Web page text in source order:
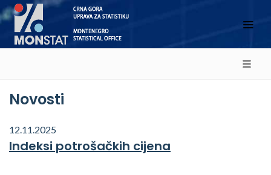
Novosti
12.11.2025
Indeksi potrošačkih cijena